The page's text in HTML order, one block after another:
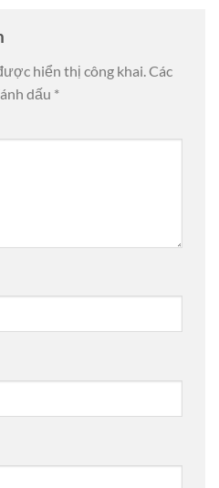
hiển thị công khai. Các
dấu *